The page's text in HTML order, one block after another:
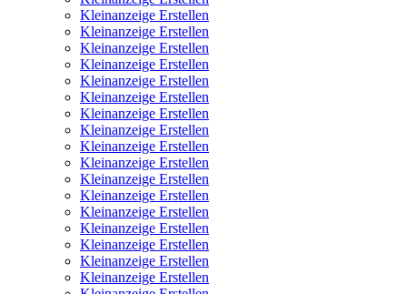
Kleinanzeige Erstellen
Kleinanzeige Erstellen
Kleinanzeige Erstellen
Kleinanzeige Erstellen
Kleinanzeige Erstellen
Kleinanzeige Erstellen
Kleinanzeige Erstellen
Kleinanzeige Erstellen
Kleinanzeige Erstellen
Kleinanzeige Erstellen
Kleinanzeige Erstellen
Kleinanzeige Erstellen
Kleinanzeige Erstellen
Kleinanzeige Erstellen
Kleinanzeige Erstellen
Kleinanzeige Erstellen
Kleinanzeige Erstellen